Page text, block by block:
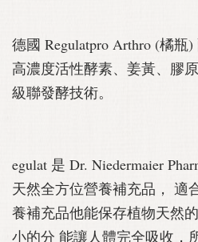
德國 Regulatpro Arthro (橘瓶
高濃度活性酵素、姜黃、膠
級聯發酵技術。
egulat 是 Dr. Niedermaier
天然全方位營養補充品， 適
養補充品他能保存植物天然
小的分 能讓人體完全吸收，